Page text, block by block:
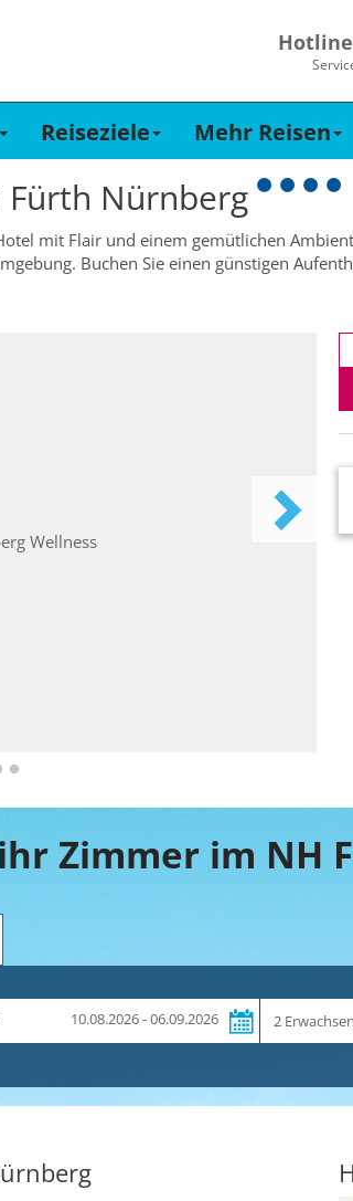
Hotline
Reiseziele Mehr Reisen
Fürth Nürnberg
mit Flair und einem gemütlichen
Buchen Sie einen günstigen
10.08.2026 - 06.09.2026